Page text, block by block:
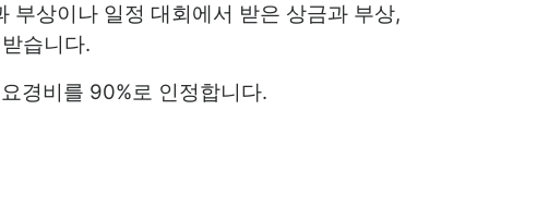
부상이나 일정 대회에서 받은 상금과 부상,
습니다.
경비를 90%로 인정합니다.